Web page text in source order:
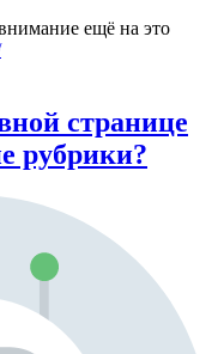
ещё на это
странице
рубрики?